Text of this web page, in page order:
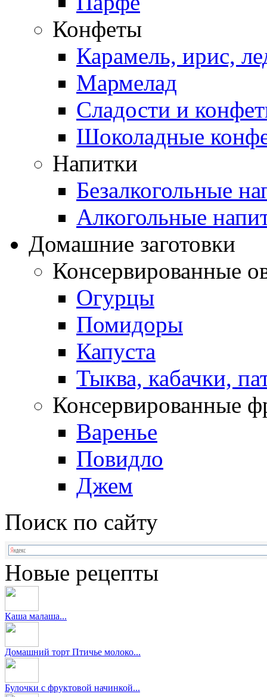
Конфеты
Карамель, ирис,
Мармелад
Сладости и
Шоколадные
Напитки
Безалкогольные
Алкогольные
Домашние заготовки
Консервированные
Огурцы
Помидоры
Капуста
Тыква, кабачки,
Консервированные
Варенье
Повидло
Джем
Поиск по сайту
Новые рецепты
Каша малаша...
Домашний торт Птичье молоко...
Булочки с фруктовой начинкой...